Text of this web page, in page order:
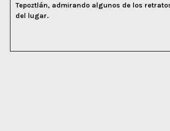
Tepoztlán, admirando algunos de los
del lugar.